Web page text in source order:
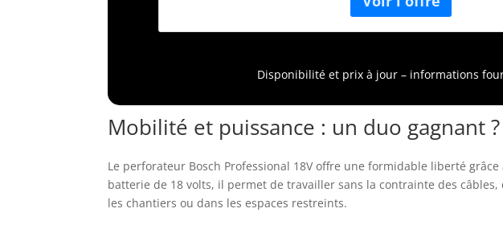
nombreux autres outils de
Livré avec : GBH 18V-26 F,
Disponibilité et prix à jour – informations
Mobilité et puissance : un duo gagnant ?
Le perforateur Bosch Professional 18V offre une formidable liberté
batterie de 18 volts, il permet de travailler sans la contrainte des
les chantiers ou dans les espaces restreints.